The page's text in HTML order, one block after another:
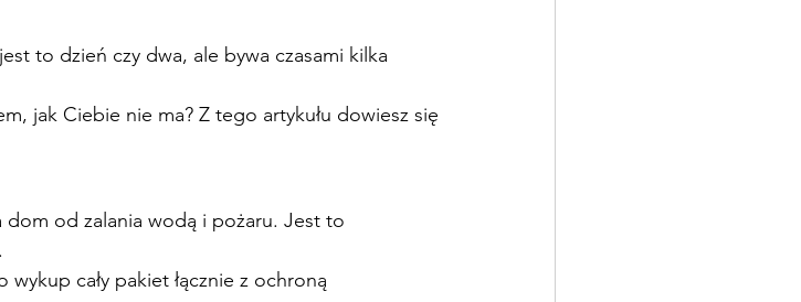
to dzień czy dwa, ale bywa czasami kilka
jak Ciebie nie ma? Z tego artykułu dowiesz się
dom od zalania wodą i pożaru. Jest to
cały pakiet łącznie z ochroną